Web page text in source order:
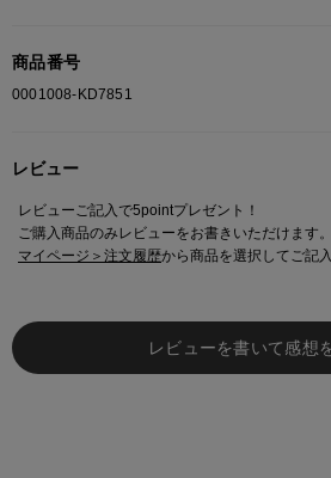
カラー：ブラック
会社「ダスラー兄弟社」を設立したこと
シンボルマークの「スリーストライプス
用、翌年には商標として正式に登録され
アディダスには、『スーパースター』『
家が存在します。
商品番号
0001008-KD7851
レビュー
レビューご記入で5pointプレゼント！
ご購入商品のみレビューをお書きいただけます。
マイページ＞注文履歴から商品を選択してご記
レビューを書いて感想